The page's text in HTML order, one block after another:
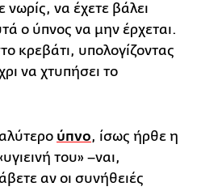
νωρίς, να έχετε βάλει
ο ύπνος να μην έρχεται.
κρεβάτι, υπολογίζοντας
να χτυπήσει το
ύπνο, ίσως ήρθε η
του» –ναι,
αν οι συνήθειές